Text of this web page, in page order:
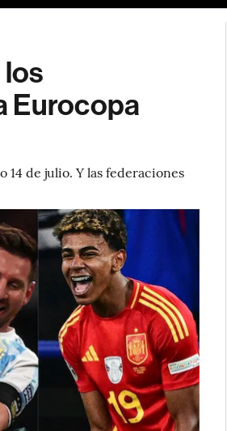
Eurocopa
de julio. Y las federaciones